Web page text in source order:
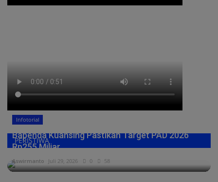
PERISTIWA
Infotorial
Bapenda Kuansing Pastikan Target PAD 2026
Rp255 Miliar,...
Aswirmanto Juli 29, 2026 0 58